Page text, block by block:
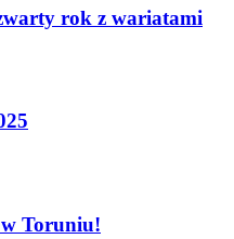
rok z wariatami
Toruniu!